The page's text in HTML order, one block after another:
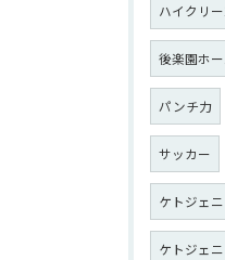
ハイクリ
後楽園ホ
パンチ力
サッカー
ケトジェ
ケトジェ